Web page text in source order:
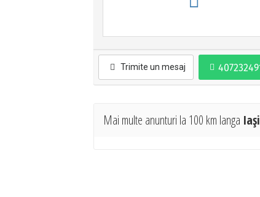
Trimite un mesaj
Mai multe anunturi la 100 km langa Iaşi